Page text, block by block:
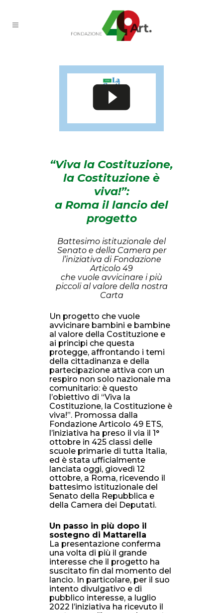
“Viva la Costituzione,
la Costituzione è
viva!”:
a Roma il lancio del
progetto
Battesimo istituzionale del
Senato e della Camera per
l’iniziativa di Fondazione
Articolo 49
che vuole avvicinare i più
piccoli al valore della nostra
Carta
Un progetto che vuole
avvicinare bambini e bambine
al valore della Costituzione e
ai principi che questa
protegge, affrontando i temi
della cittadinanza e della
partecipazione attiva con un
respiro non solo nazionale ma
comunitario: è questo
l’obiettivo di “Viva la
Costituzione, la Costituzione è
viva!”. Promossa dalla
Fondazione Articolo 49 ETS,
l’iniziativa ha preso il via il 1°
ottobre in 425 classi delle
scuole primarie di tutta Italia,
ed è stata ufficialmente
lanciata oggi, giovedì 12
ottobre, a Roma, ricevendo il
battesimo istituzionale del
Senato della Repubblica e
della Camera dei Deputati.
Un passo in più dopo il
sostegno di Mattarella
La presentazione conferma
una volta di più il grande
interesse che il progetto ha
suscitato fin dal momento del
lancio. In particolare, per il suo
intento divulgativo e di
pubblico interesse, a luglio
2022 l’iniziativa ha ricevuto il